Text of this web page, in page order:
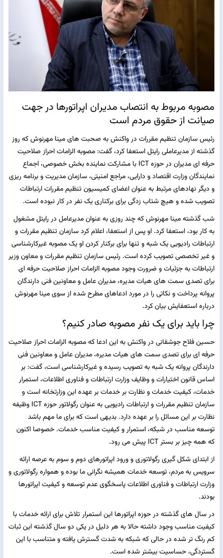
مصوبه مربوط به انتصاب مدیران اپراتورها در جهت
صیانت از حقوق مردم است
رئیس سازمان تنظیم مقررات در واکنش به صحبت های مینا مهرنوش که روز
گذشته از مدیرعاملی رایتل استعفا کرد، گفت: مصوبه الزامات احراز صلاحیت
حرفه ای مدیران در حوزه ICT با مشارکت نماینده بخش خصوصی، اجماع
نمایندگان وزارت اقتصاد و دارایی، مراجع امنیتی، سازمان مدیریت و برنامه ریزی
و دیگر نهادهای مرتبط به عنوان اعضای کمیسیون تنظیم مقررات ارتباطات
تصویب شده و هیچ شتاب زدگی برای برکناری یک نفر در کار نبوده است.
شب گذشته مینا مهرنوش که چند روزی به عنوان مدیرعامل در رایتل مشغول
به کار بود، استعفا کرد. او پس از استعفا، اعلام کرد سازمان تنظیم مقررات و
ارتباطات رادیویی یک شبه و تنها برای برکنار کردن او یک مصوبه غیرکارشناسی
و غیر تخصصی تصویب کرده است. رئیس سازمان تنظیم مقررات و معاون وزیر
ارتباطات به جزئیات و ضرورت وجود مصوبه الزامات احراز صلاحیت حرفه ای
برای تصدی سمت های هیات مدیره، مدیران عامل و معاونین فنی دارندگان
پروانه پرداخت و نکاتی را در مورد ادعاهای مطرح شده از سوی مینا مهرنوش
درباره استعفایش بیان کرد.
چرا باید برای یک نفر مصوبه صادر کنیم؟
حسین فلاح جوشقانی در واکنش به این ادعا که مصوبه الزامات احراز صلاحیت
حرفه ای برای تصدی سمت های هیات مدیره، مدیران عامل و معاونین فنی
دارندگان پروانه یک شبه به تصویب رسیده و غیرکارشناسی است، گفت: بر
اساس قانون اختیارات و وظایف وزارت ارتباطات و فناوری اطلاعات، استمرار
خدمات، کیفیت خدمات و نظارت بر خدمات بر عهده این وزارتخانه است و
سازمان تنظیم مقررات و ارتباطات رادیویی به عنوان رگولاتور حوزه ICT وظیفه
نظارت بر این مسائل را بر عهده دارد. بدیهی است که برای ما مهم باشد
توسعه مناسب در شبکه، استمرار و کیفیت مناسب خدمات. خصوصا اکنون
که همه چیز بر بستر ICT پیش می رود.
از ابتدای شکل گیری رگولاتوری و ورود اپراتورهای دوم و سوم به عرصه ارائه
سرویس به مردم، توسعه خدمات همیشه نگرانی ما بوده و همواره رگولاتوری و
وزارت ارتباطات و فناوری اطلاعات پاسخگوی عدم توسعه و کیفیت اپراتورها
بودند.
در سال های گذشته در حوزه اپراتورها این استمرار تلاش برای ارائه خدمات با
کیفیت مناسب وجود داشته حالا به هر دلیل در یکی دو سال گذشته این ثبات
کم رنگ تر شده در حالی که شبکه به شدت گسترش یافته و متناسب با این
گستردگی، حساسیت بیشتر شده است.